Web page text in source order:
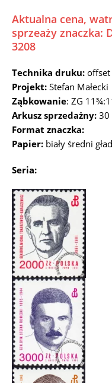
Aktualna cena,
sprzeaży znaczka:
3208
Technika druku: offset
Projekt: Stefan Małecki
Ząbkowanie: ZG
Arkusz sprzedażny: 30
Format znaczka:
Papier: biały średni
Seria: